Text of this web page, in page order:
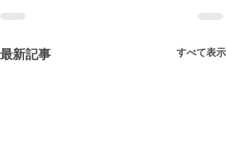
最新記事 すべて表示